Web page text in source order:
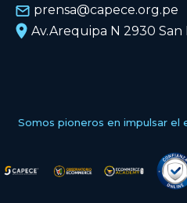
prensa@capece.org.pe
Av.Arequipa N 2930 San
Somos pioneros en impulsar el